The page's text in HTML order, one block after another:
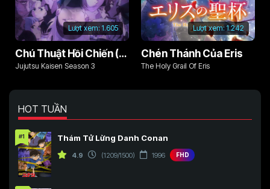
Lượt xem: 1.605
Chú Thuật Hồi Chiến (Phần 3)
Jujutsu Kaisen Season 3
Lượt xem: 1.242
Chén Thánh Của Eris
The Holy Grail Of Eris
HOT TUẦN
#1 Thám Tử Lừng Danh Conan
4.9 (1209/1500) 1996 FHD